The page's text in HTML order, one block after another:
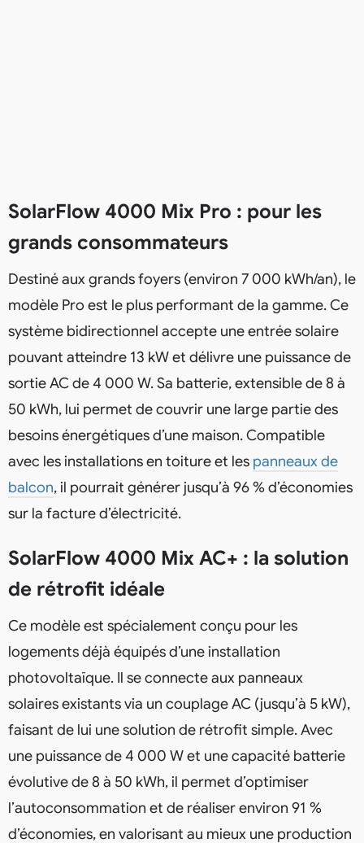
SolarFlow 4000 Mix Pro : pour les
grands consommateurs
Destiné aux grands foyers (environ 7 000 kWh/an), le
modèle Pro est le plus performant de la gamme. Ce
système bidirectionnel accepte une entrée solaire
pouvant atteindre 13 kW et délivre une puissance de
sortie AC de 4 000 W. Sa batterie, extensible de 8 à
50 kWh, lui permet de couvrir une large partie des
besoins énergétiques d’une maison. Compatible
avec les installations en toiture et les panneaux de
balcon, il pourrait générer jusqu’à 96 % d’économies
sur la facture d’électricité.
SolarFlow 4000 Mix AC+ : la solution
de rétrofit idéale
Ce modèle est spécialement conçu pour les
logements déjà équipés d’une installation
photovoltaïque. Il se connecte aux panneaux
solaires existants via un couplage AC (jusqu’à 5 kW),
faisant de lui une solution de rétrofit simple. Avec
une puissance de 4 000 W et une capacité batterie
évolutive de 8 à 50 kWh, il permet d’optimiser
l’autoconsommation et de réaliser environ 91 %
d’économies, en valorisant au mieux une production